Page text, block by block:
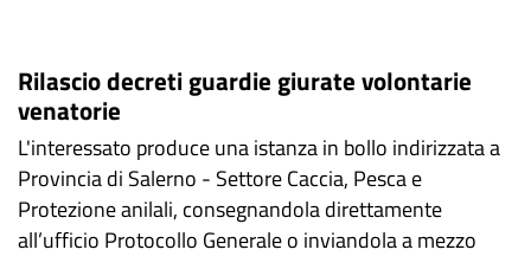
Rilascio decreti guardie giurate volontarie
venatorie
L'interessato produce una istanza in bollo indirizzata a
Provincia di Salerno - Settore Caccia, Pesca e
Protezione anilali, consegnandola direttamente
all’ufficio Protocollo Generale o inviandola a mezzo